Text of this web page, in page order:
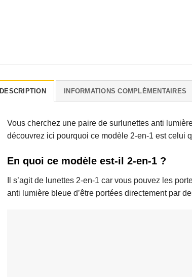
DESCRIPTION INFORMATIONS COMPLÉMENTAIRES
Vous cherchez une paire de surlunettes anti
découvrez ici pourquoi ce modèle 2-en-1 est celui
En quoi ce modèle est-il 2-en-1 ?
Il s’agit de lunettes 2-en-1 car vous pouvez les
anti lumière bleue d’être portées directement par